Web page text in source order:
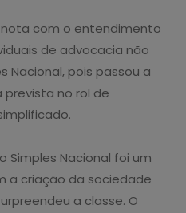
nota com o entendimento
de advocacia não
Nacional, pois passou a
no rol de
Simples Nacional foi um
a criação da sociedade
a classe. O